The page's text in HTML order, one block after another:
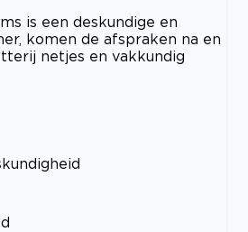
is een deskundige en
komen de afspraken na en
netjes en vakkundig